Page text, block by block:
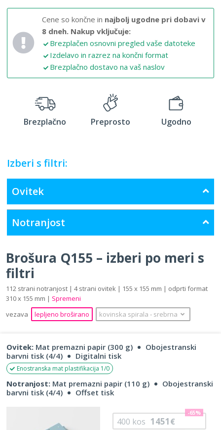
Cene so končne in najbolj ugodne pri dobavi v
8 dneh. Nakup vključuje:
Brezplačen osnovni pregled vaše datoteke
Izdelavo in razrez na končni format
Brezplačno dostavo na vaš naslov
Brezplačno Preprosto Ugodno
Izberi s filtri:
Ovitek
Notranjost
Brošura Q155 – izberi po meri s
filtri
112 strani notranjost | 4 strani ovitek | 155 x 155 mm | odprti format
310 x 155 mm | Spremeni
vezava
lepljeno broširano kovinska spirala ‐ srebrna
Ovitek: Mat premazni papir (300 g)
Obojestranski
barvni tisk (4/4)
Digitalni tisk
Enostranska mat plastifikacija 1/0
Notranjost: Mat premazni papir (110 g)
Obojestranski
barvni tisk (4/4)
Offset tisk
400 kos 1451€
-65%